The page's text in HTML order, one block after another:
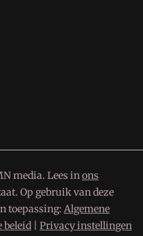
media. Lees inons
Op gebruik van deze
toepassing: Algemene
beleid Privacy instellingen